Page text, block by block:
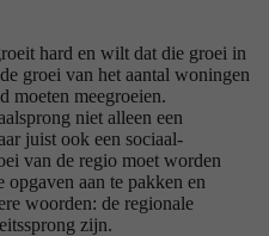
hard en wilt dat die groei in
groei van het aantal woningen
moeten meegroeien.
niet alleen een
juist ook een sociaal-
van de regio moet worden
opgaven aan te pakken en
woorden: de regionale
zijn.